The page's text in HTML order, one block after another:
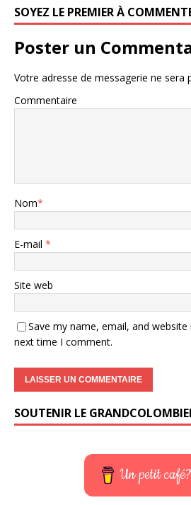
SOYEZ LE PREMIER À
Poster un
Votre adresse de messagerie ne sera
Commentaire
Nom*
E-mail *
Site web
Save my name, email, and
next time I comment.
SOUTENIR LE
Un petit café?